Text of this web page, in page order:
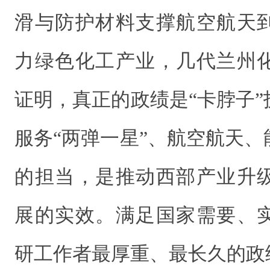
滑与防护材料支撑航空航天
力绿色化工产业，几代兰州
证明，真正的政绩是“卡脖子
服务“两弹一星”、航空航天
的担当，是推动西部产业升
展的实效。满足国家需要、
研工作者最厚重、最长久的政